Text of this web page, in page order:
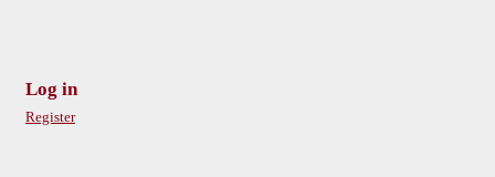
Log in
Register